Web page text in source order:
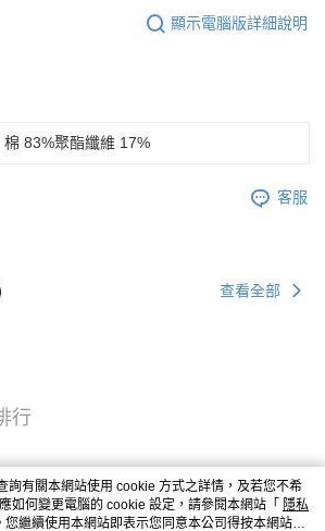
顯示電腦版詳細說明
棉 83%聚酯纖維 17%
客服
查看全部
行
詢有關本網站使用 cookie 方式之詳情，及若您不希
如何變更電腦的 cookie 設定，請參閱本網站「 隱私
您繼續使用本網站即表示您同意本公司得按本網站使